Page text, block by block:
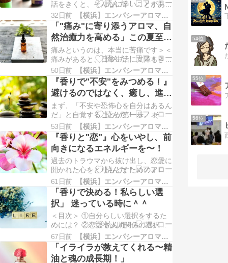
ます＾＾ 結局のところ、疲れを内臓
か…
話をきくと、そんなに辛いことがあっ
たんだって方って本当に多いです。
やはり、生きていて、「なにもない
人、今、そして今まで辛いことがなか
った人をみつける方がむしろ難しい」
そんなことも感じます。 ただ、モノ
は、捉えようでその辛さを学びや経
験、教訓に…
32日前 【横浜】エンパシーアロマ予報&アロマ講座
「"痛み"に寄り添うアロマ、自
然治癒力を高める」この夏至、
転換期に〜！
痛みというのは、本当に苦痛です＞＜
痛みがあると、日常生活に支障もきた
します。睡眠不足になり、自然治癒力
もおちてしまいます。 そして、周り
にいる家族、人々まで、影響を及ぼし
かねません。 ですので、周りのケア
している方々が使っていくのもおすす
めです。 癒しの連鎖がおこります。
痛…
50日前 【横浜】エンパシーアロマ予報&アロマ講座
『香りで"不安"をみつめる！』
避けるのではなく、癒し、進
む！！
まず、「不安や恐怖心を自分はあるん
だ」と自覚することが第一歩。 そこ
から、自然療法で、癒しをゆっくりと
進めていくと、他のものに逃げるとい
う依存症に陥ったりすることも軽減で
きます。 結局、依存症も心のその部
分をみたくない、みないようにする、
隠す...ために、おこなっていく行為だ
か…
53日前 【横浜】エンパシーアロマ予報&アロマ講座
『香りと"恋"』心をいやし、前
向きになるエネルギーを〜！
過去のトラウマから抜け出し、恋愛に
開かれた心をとりもどすためのアロマ
精油を紹介していきます。 ＜目次＞
①恋愛の恐怖をいやす３つのアロマ②
魅力的なオーラを引き出す３つのアロ
マ③恋に開放的な心へ〜３つのアロマ
私自身、過去に、「なんで、恋愛に興
味が湧かないのだろう？」と自問自答
し…
61日前 【横浜】エンパシーアロマ予報&アロマ講座
「香りで決める！私らしい選
択」 迷っている時に＾＾
＜目次＞ ①自分らしい選択をするた
めには？ ②恋愛や人間関係の選択時
での３つのアロマ ③人生の転換期時
での３つのアロマ ④恐れと不安をい
やす３つのアロマ 人生は、選択の連
67日前 【横浜】エンパシーアロマ予報&アロマ講座
「イライラが教えてくれる〜精
油と魂の成長期！」
54位
55位
56位